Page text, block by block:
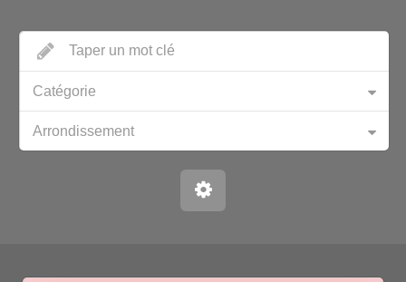
Catégorie
Arrondissement